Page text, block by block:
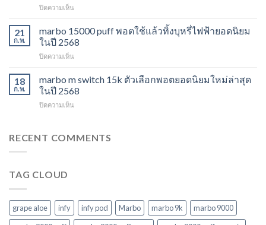
เลือก
นิยม
สำหรับ
2568
รสชาติ
ที่
ไม่
พลาด
2568
ปิดความเห็น
switch
และ
พอต
ใช้
ทิ้ง
หลาก
ตัว
ตอบ
21
ก.พ.
marbo 15000 puff พอตใช้แล้วทิ้งบุหรี่ไฟฟ้ายอดนิยม
ในปี 2568
ปิดความเห็น
15000
puff
พอต
ใช้
บุหรี่
18
ก.พ.
marbo m switch 15k ตัวเลือกพอตยอดนิยมใหม่ล่าสุด
ในปี 2568
ปิดความเห็น
switch
นิยม
ใหม่
RECENT COMMENTS
TAG CLOUD
grape aloe infy infy pod Marbo marbo 9k
marbo 9000